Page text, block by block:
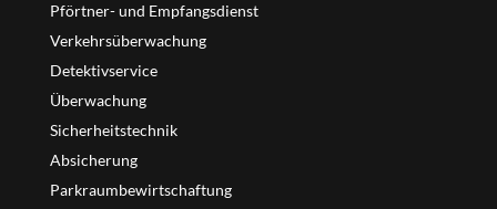
Pförtner- und Empfangsdienst
Verkehrsüberwachung
Detektivservice
Überwachung
Sicherheitstechnik
Absicherung
Parkraumbewirtschaftung